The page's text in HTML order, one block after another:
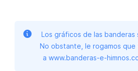
Los gráficos de las banderas
No obstante, le rogamos
a www.banderas-e-